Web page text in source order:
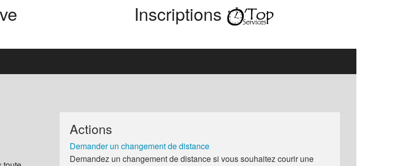
Inscriptions
Actions
Demander un changement de distance
Demandez un changement de distance si vous souhaitez courir une